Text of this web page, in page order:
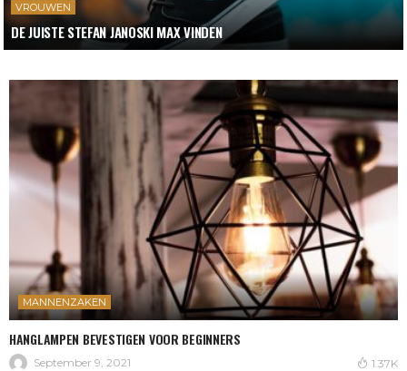
VROUWEN
DE JUISTE STEFAN JANOSKI MAX VINDEN
MANNENZAKEN
HANGLAMPEN BEVESTIGEN VOOR BEGINNERS
September 9, 2021 1.37K